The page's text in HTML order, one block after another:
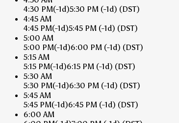
4:30 PM(-1d)5:30 PM (-1d) (DST)
4:45 AM
4:45 PM(-1d)5:45 PM (-1d) (DST)
5:00 AM
5:00 PM(-1d)6:00 PM (-1d) (DST)
5:15 AM
5:15 PM(-1d)6:15 PM (-1d) (DST)
5:30 AM
5:30 PM(-1d)6:30 PM (-1d) (DST)
5:45 AM
5:45 PM(-1d)6:45 PM (-1d) (DST)
6:00 AM